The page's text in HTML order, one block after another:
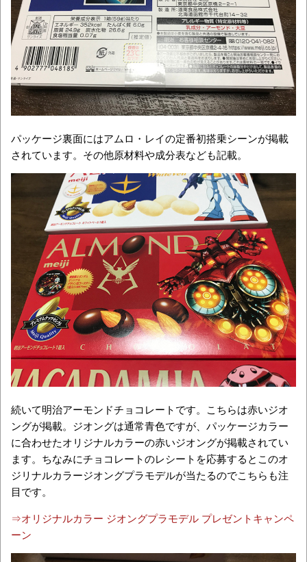
パッケージ裏面にはアムロ・レイの定番初搭乗シーンが掲載
されています。その他原材料や成分表なども記載。
続いて明治アーモンドチョコレートです。こちらは赤いジオ
ングが掲載。ジオングは通常青色ですが、パッケージカラー
に合わせたオリジナルカラーの赤いジオングが掲載されてい
ます。ちなみにチョコレートのレシートを応募するとこのオ
ジリナルカラージオングプラモデルが当たるのでこちらも注
目です。
⇒オリジナルカラー ジオングプラモデル プレゼントキャンペ
ーン